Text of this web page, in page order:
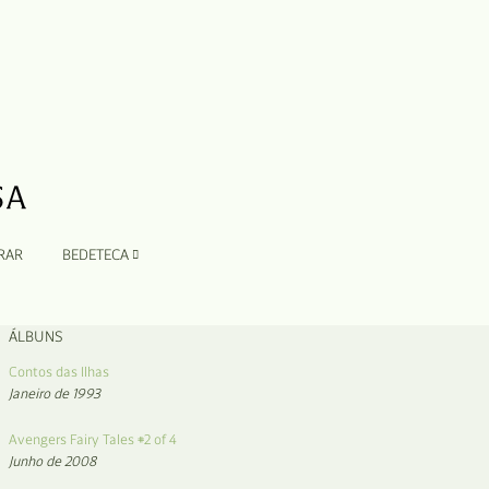
BEDETECA
ÁLBUNS
Contos das Ilhas
Janeiro de 1993
Avengers Fairy Tales #2 of 4
Junho de 2008